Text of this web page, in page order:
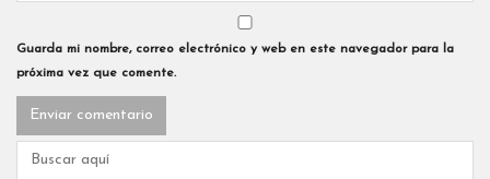
Guarda mi nombre, correo electrónico y web en este navegador para la
próxima vez que comente.